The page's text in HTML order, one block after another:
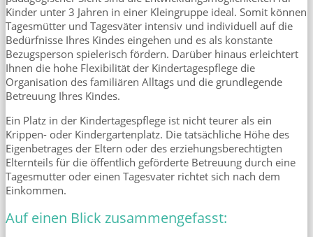
Kinder unter 3 Jahren in einer Kleingruppe ideal. Somit können
Tagesmütter und Tagesväter intensiv und individuell auf die
Bedürfnisse Ihres Kindes eingehen und es als konstante
Bezugsperson spielerisch fördern. Darüber hinaus erleichtert
Ihnen die hohe Flexibilität der Kindertagespflege die
Organisation des familiären Alltags und die grundlegende
Betreuung Ihres Kindes.
Ein Platz in der Kindertagespflege ist nicht teurer als ein
Krippen- oder Kindergartenplatz. Die tatsächliche Höhe des
Eigenbetrages der Eltern oder des erziehungsberechtigten
Elternteils für die öffentlich geförderte Betreuung durch eine
Tagesmutter oder einen Tagesvater richtet sich nach dem
Einkommen.
Auf einen Blick zusammengefasst: